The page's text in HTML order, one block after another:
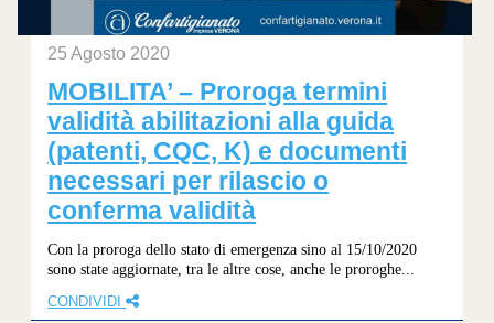
25 Agosto 2020
MOBILITA’ – Proroga termini
validità abilitazioni alla guida
(patenti, CQC, K) e documenti
necessari per rilascio o
conferma validità
Con la proroga dello stato di emergenza sino al 15/10/2020
sono state aggiornate, tra le altre cose, anche le proroghe...
CONDIVIDI